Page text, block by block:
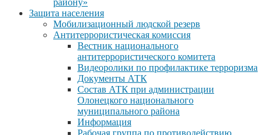
Защита населения
Мобилизационный людской резерв
Антитеррористическая комиссия
Вестник национального
антитеррористического комитета
Видеоролики по профилактике терроризма
Документы АТК
Состав АТК при администрации
Олонецкого национального
муниципального района
Информация
Рабочая группа по противодействию